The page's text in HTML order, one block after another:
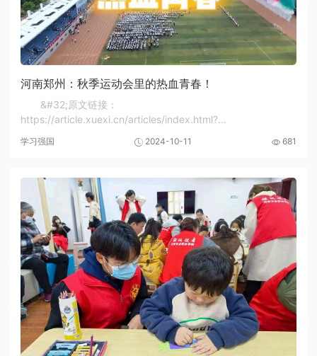
河南郑州：秋季运动会里的热血青春！
&#32;原文链接：
https://article.xuexi.cn/articles/index.html?
d1a2-4cad-9...
学习强国 2024-10-11 681